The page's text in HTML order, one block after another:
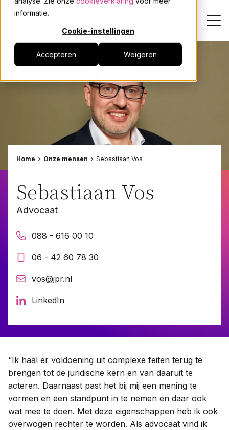
informatie.
Cookie-instellingen
Accepteren Weigeren
Dienstverlening
Events
Werken bij
Home Onze mensen Sebastiaan Vos
Sebastiaan Vos
Advocaat
088 - 616 00 10
06 - 42 60 78 30
vos@jpr.nl
LinkedIn
“Ik haal er voldoening uit complexe feiten terug te
brengen tot de juridische kern en van daaruit te
acteren. Daarnaast past het bij mij een mening te
vormen en een standpunt in te nemen en daar ook
wat mee te doen. Met deze eigenschappen heb ik ook
overwogen rechter te worden. Als advocaat vind ik